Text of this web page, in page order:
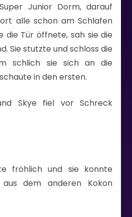
Junior Dorm, darauf
alle schon am Schlafen
die Tür öffnete, sah sie die
Sie stutzte und schloss die
schlich sie sich an die
in den ersten.
Skye fiel vor Schreck
fröhlich und sie konnte
aus dem anderen Kokon